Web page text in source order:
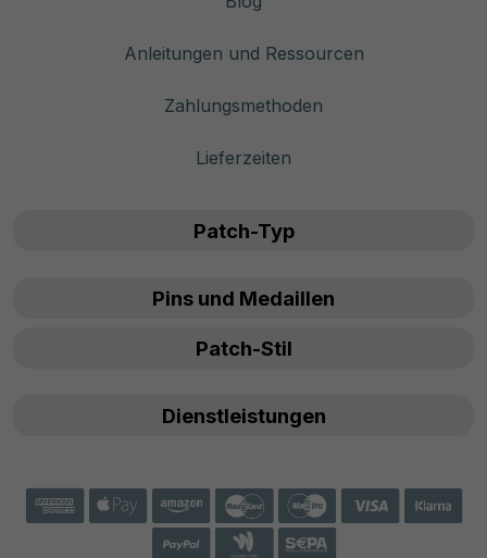
Anleitungen und Ressourcen
Zahlungsmethoden
Lieferzeiten
Patch-Typ
Pins und Medaillen
Patch-Stil
Dienstleistungen